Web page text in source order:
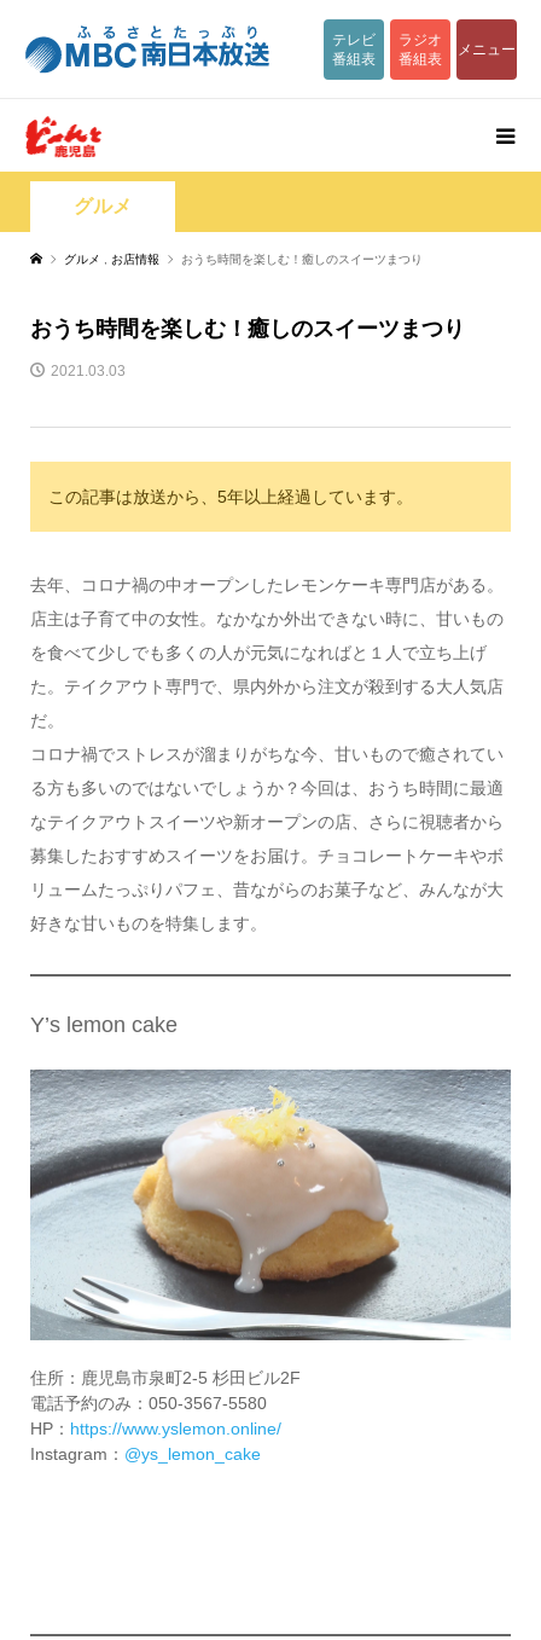
テレビ
番組表
ラジオ
番組表
メニュー
グルメ
グルメ お店情報 おうち時間を楽しむ！癒しのスイーツまつり
おうち時間を楽しむ！癒しのスイーツまつり
2021.03.03
この記事は放送から、5年以上経過しています。
去年、コロナ禍の中オープンしたレモンケーキ専門店がある。
店主は子育て中の女性。なかなか外出できない時に、甘いもの
を食べて少しでも多くの人が元気になればと１人で立ち上げ
た。テイクアウト専門で、県内外から注文が殺到する大人気店
だ。
コロナ禍でストレスが溜まりがちな今、甘いもので癒されてい
る方も多いのではないでしょうか？今回は、おうち時間に最適
なテイクアウトスイーツや新オープンの店、さらに視聴者から
募集したおすすめスイーツをお届け。チョコレートケーキやボ
リュームたっぷりパフェ、昔ながらのお菓子など、みんなが大
好きな甘いものを特集します。
Y’s lemon cake
住所：鹿児島市泉町2-5 杉田ビル2F
電話予約のみ：050-3567-5580
HP： https://www.yslemon.online/
Instagram： @ys_lemon_cake